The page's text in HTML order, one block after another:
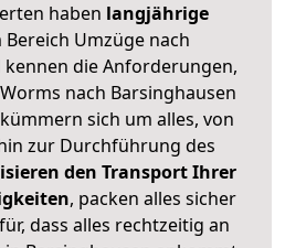
haben langjährige
Bereich Umzüge nach
die Anforderungen,
nach Barsinghausen
sich um alles, von
zur Durchführung des
den Transport Ihrer
, packen alles sicher
dass alles rechtzeitig an